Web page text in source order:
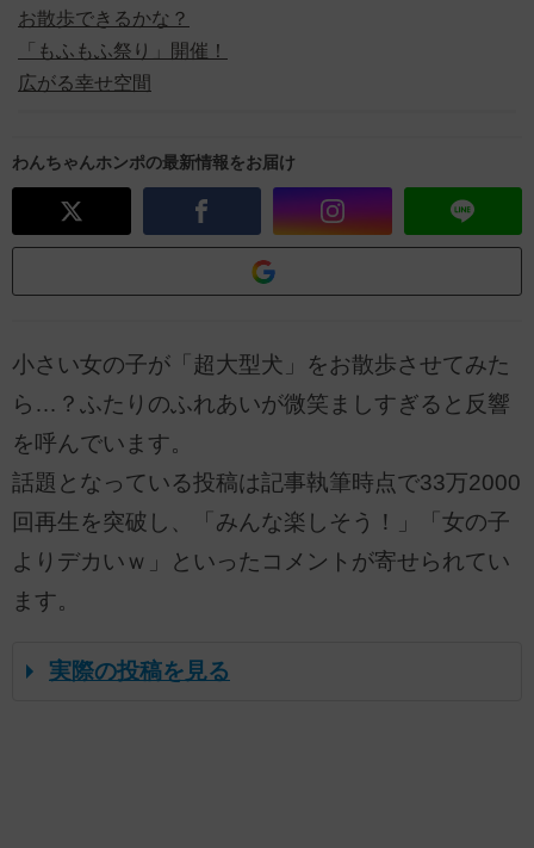
お散歩できるかな？
「もふもふ祭り」開催！
広がる幸せ空間
わんちゃんホンポの最新情報をお届け
小さい女の子が「超大型犬」をお散歩させてみた
ら…？ふたりのふれあいが微笑ましすぎると反響
を呼んでいます。
話題となっている投稿は記事執筆時点で33万2000
回再生を突破し、「みんな楽しそう！」「女の子
よりデカいｗ」といったコメントが寄せられてい
ます。
実際の投稿を見る